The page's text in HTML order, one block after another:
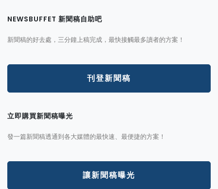
NEWSBUFFET 新聞稿自助吧
新聞稿的好去處，三分鐘上稿完成，最快接觸最多讀者的方案！
刊登新聞稿
立即購買新聞稿曝光
發一篇新聞稿透通到各大媒體的最快速、最便捷的方案！
讓新聞稿曝光